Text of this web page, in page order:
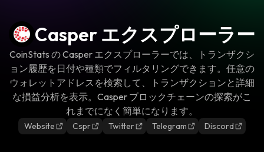
Casper エクスプローラー
CoinStats の Casper エクスプローラーでは、トランザクシ
ョン履歴を日付や種類でフィルタリングできます。任意の
ウォレットアドレスを検索して、トランザクションと詳細
な損益分析を表示。Casper ブロックチェーンの探索がこ
れまでになく簡単になります。
Website Cspr Twitter Telegram Discord